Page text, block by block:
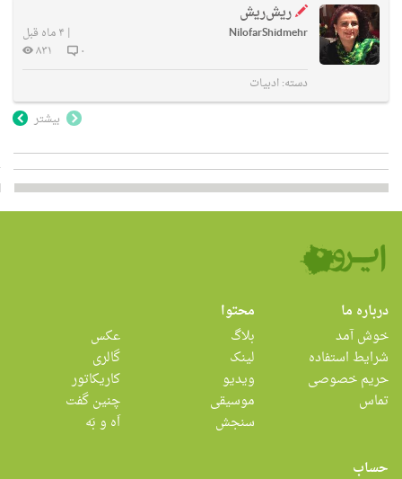
ریش‌ریش
NilofarShidmehr
| ۴ ماه قبل
۰
۸۳۱
دسته:ادبیات
بیشتر
درباره ما
خوش آمد
شرایط استفاده
حریم خصوصی
تماس
محتوا
بلاگ
لینک
ویدیو
موسیقی
سنجش
عکس
گالری
کاریکاتور
چنین گفت
اَه و بَه
حساب